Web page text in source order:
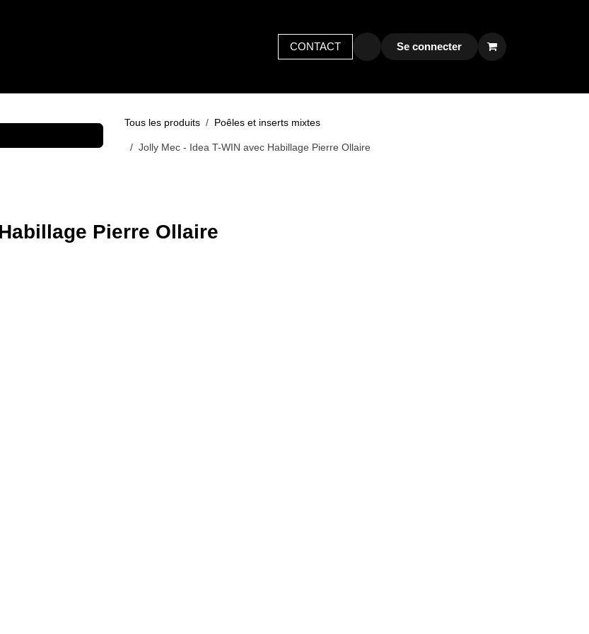
BLOG Early bird Postes Contactez-nous
CONTACT Se connecter
Tous les produits
Poêles et inserts mixtes
Jolly Mec - Idea T-WIN avec Habillage Pierre Ollaire
Pierre Ollaire